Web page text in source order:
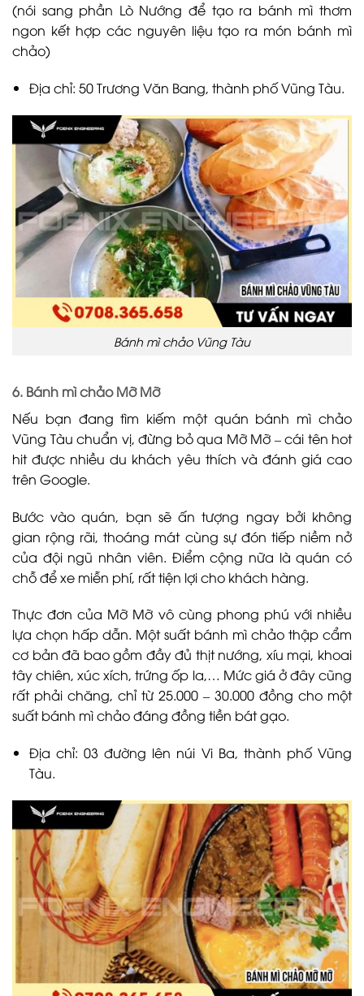
(nói sang phần Lò Nướng để tạo ra bánh mì thơm
ngon kết hợp các nguyên liệu tạo ra món bánh mì
chảo)
Địa chỉ: 50 Trương Văn Bang, thành phố Vũng Tàu.
Bánh mì chảo Vũng Tàu
6. Bánh mì chảo Mỡ Mỡ
Nếu bạn đang tìm kiếm một quán bánh mì chảo
Vũng Tàu chuẩn vị, đừng bỏ qua Mỡ Mỡ – cái tên hot
hit được nhiều du khách yêu thích và đánh giá cao
trên Google.
Bước vào quán, bạn sẽ ấn tượng ngay bởi không
gian rộng rãi, thoáng mát cùng sự đón tiếp niềm nở
của đội ngũ nhân viên. Điểm cộng nữa là quán có
chỗ để xe miễn phí, rất tiện lợi cho khách hàng.
Thực đơn của Mỡ Mỡ vô cùng phong phú với nhiều
lựa chọn hấp dẫn. Một suất bánh mì chảo thập cẩm
cơ bản đã bao gồm đầy đủ thịt nướng, xíu mại, khoai
tây chiên, xúc xích, trứng ốp la,… Mức giá ở đây cũng
rất phải chăng, chỉ từ 25.000 – 30.000 đồng cho một
suất bánh mì chảo đáng đồng tiền bát gạo.
Địa chỉ: 03 đường lên núi Vi Ba, thành phố Vũng
Tàu.